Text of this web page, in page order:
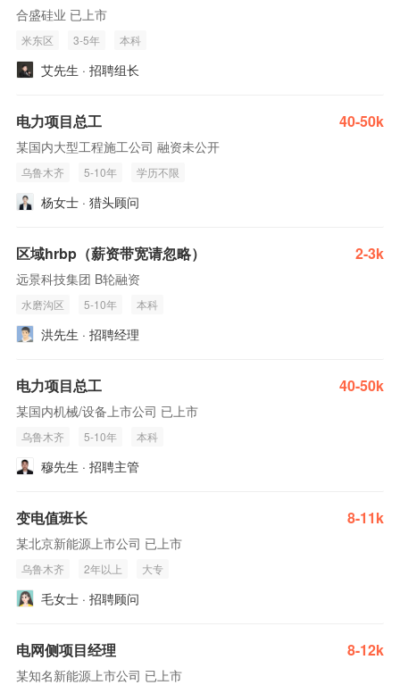
合盛硅业 已上市
米东区 3-5年 本科
艾先生 · 招聘组长
电力项目总工 40-50k
某国内大型工程施工公司 融资未公开
乌鲁木齐 5-10年 学历不限
杨女士 · 猎头顾问
区域hrbp（薪资带宽请忽略） 2-3k
远景科技集团 B轮融资
水磨沟区 5-10年 本科
洪先生 · 招聘经理
电力项目总工 40-50k
某国内机械/设备上市公司 已上市
乌鲁木齐 5-10年 本科
穆先生 · 招聘主管
变电值班长 8-11k
某北京新能源上市公司 已上市
乌鲁木齐 2年以上 大专
毛女士 · 招聘顾问
电网侧项目经理 8-12k
某知名新能源上市公司 已上市